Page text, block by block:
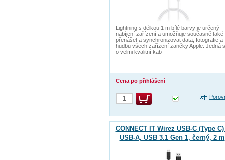
Lightning s délkou 1 m bílé barvy je určený
nabíjení zařízení a umožňuje současně také
přenášet a synchronizovat data, fotografie a
hudbu všech zařízení zančky Apple. Jedná
o velmi kvalitní kab
Cena po přihlášení
CONNECT IT Wirez USB-C (Type
USB-A, USB 3.1 Gen 1, černý, 2 m